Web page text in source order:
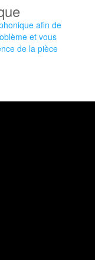
afin de
et vous
de la pièce